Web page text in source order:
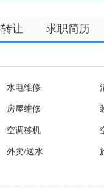
让 求职简历
水电维修
房屋维修
空调移机
外卖/送水